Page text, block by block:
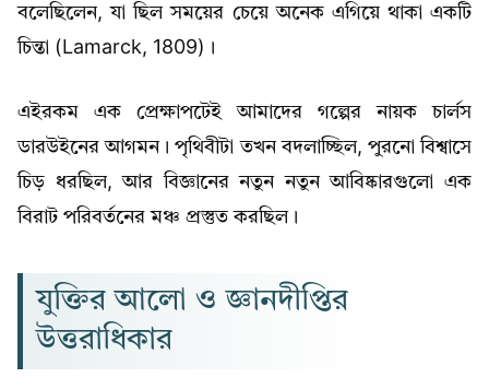
বলেছিলেন, যা ছিল সময়ের চেয়ে অনেক এগিয়ে থাকা একটি
চিন্তা (Lamarck, 1809)।
এইরকম এক প্রেক্ষাপটেই আমাদের গল্পের নায়ক চার্লস
ডারউইনের আগমন। পৃথিবীটা তখন বদলাচ্ছিল, পুরনো বিশ্বাসে
চিড় ধরছিল, আর বিজ্ঞানের নতুন নতুন আবিষ্কারগুলো এক
বিরাট পরিবর্তনের মঞ্চ প্রস্তুত করছিল।
যুক্তির আলো ও জ্ঞানদীপ্তির
উত্তরাধিকার